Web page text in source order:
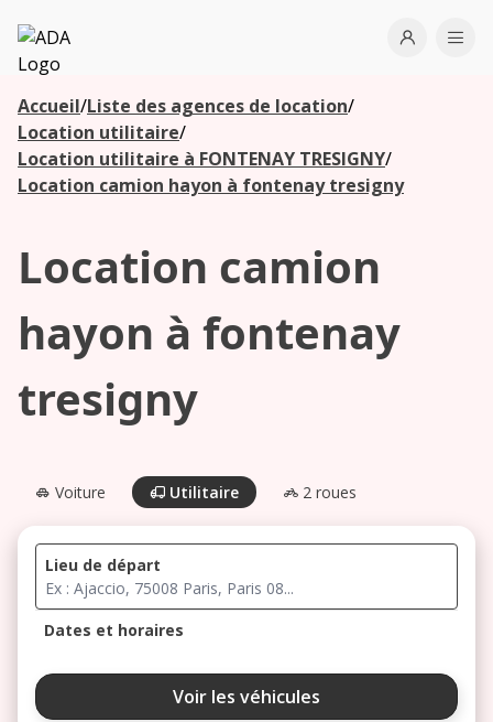
ADA
Open
Accueil/Liste des agences de location/
Location utilitaire/
Location utilitaire à FONTENAY TRESIGNY/
Location camion hayon à fontenay tresigny
Location camion
hayon à fontenay
tresigny
Voiture Utilitaire 2 roues
Lieu de départ
Dates et horaires
août 2026
ma me
Voir les véhicules
Les
agences à
proximité
Commencez
votre
recherche
pour voir les
agences à
proximité